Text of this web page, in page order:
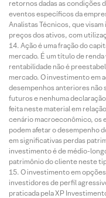
retornos dadas as condições
eventos específicos da
Analistas Técnicos, que
preços dos ativos, com
Ação é uma fração do
mercado. É um título de
rentabilidade não é
mercado. O investimento em
desempenhos anteriores não
futuros e nenhuma
feita neste material em
cenário macroeconômico, os
podem afetar o desempenho
em significativas perdas
investimento é de médio-
patrimônio do cliente neste
O investimento em
investidores de perfil
praticada pela XP